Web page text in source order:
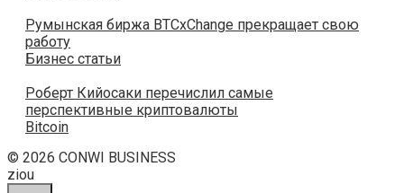
Румынская биржа BTCxChange прекращает свою
работу
Бизнес статьи
Роберт Кийосаки перечислил самые
перспективные криптовалюты
Bitcoin
© 2026 CONWI BUSINESS
ziou